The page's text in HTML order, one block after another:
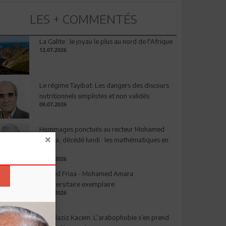
LES + COMMENTÉS
La Galite : le joyau le plus au nord de l'Afrique
12.07.2026
Le régime Tayibat: Les dangers des discours
nutritionnels simplistes et non validés
09.07.2026
Hommages ponctués au recteur Mohamed
Amara, décédé lundi : les mathématiques en
03.08.2026
Ahmed Friaa - Mohamed Amara:
l’Universitaire exemplaire
04.08.2026
Abdelaziz Kacem: L’arabophobie s’en prend